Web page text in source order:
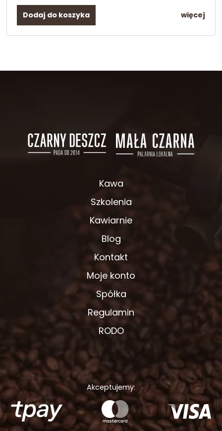
Dodaj do koszyka więcej
Kawa
Szkolenia
Kawiarnie
Blog
Kontakt
Moje konto
Spółka
Regulamin
RODO
Akceptujemy: